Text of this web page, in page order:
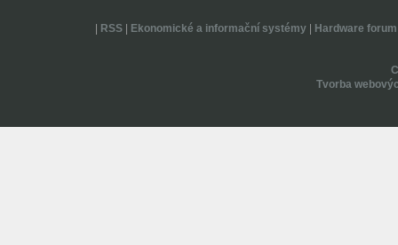
RSS| Ekonomické a informační systémy| Hardware forum
Tvorba